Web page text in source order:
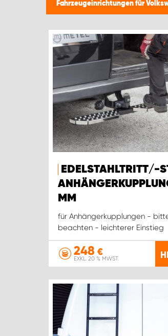
Fahrzeugeinrichtungen für
EDELSTAHLTRITT/-
MM
für Anhängerkupplungen -
beachten - leichterer Einstieg
248 €
EXKL. 20 % MWST.